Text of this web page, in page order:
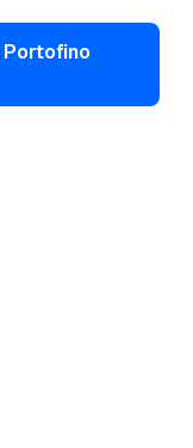
Portofino